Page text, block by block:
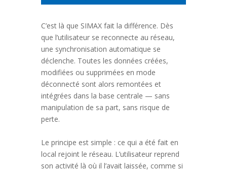
C’est là que SIMAX fait la différence. Dès
que l’utilisateur se reconnecte au réseau,
une synchronisation automatique se
déclenche. Toutes les données créées,
modifiées ou supprimées en mode
déconnecté sont alors remontées et
intégrées dans la base centrale — sans
manipulation de sa part, sans risque de
perte.
Le principe est simple : ce qui a été fait en
local rejoint le réseau. L’utilisateur reprend
son activité là où il l’avait laissée, comme si